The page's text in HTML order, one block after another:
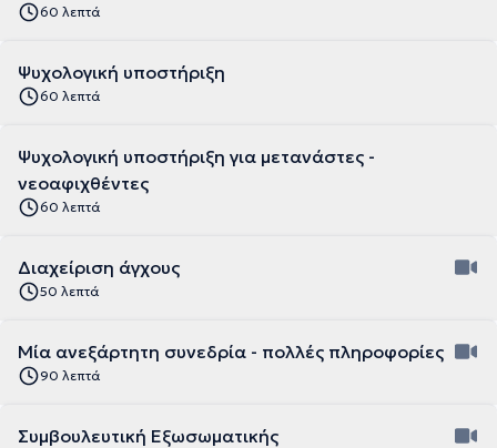
60 λεπτά
Ψυχολογική υποστήριξη
60 λεπτά
Ψυχολογική υποστήριξη για μετανάστες -
νεοαφιχθέντες
60 λεπτά
Διαχείριση άγχους
50 λεπτά
Μία ανεξάρτητη συνεδρία - πολλές πληροφορίες
90 λεπτά
Συμβουλευτική Εξωσωματικής